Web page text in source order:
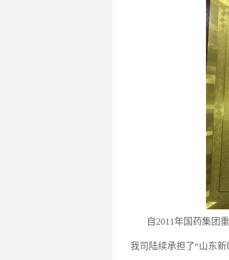
自2011年国药集团
我司陆续承担了“山东